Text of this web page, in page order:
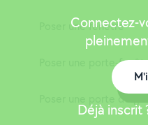
Poser une fenêtre
Poser une porte-
Connectez-
Déjà inscrit